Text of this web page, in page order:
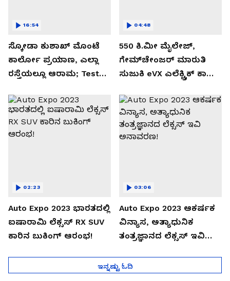
ಸ್ಕೋಡಾ ಕುಶಾಖ್ ಮೊಂಟೆ
ಕಾರ್ಲೋ ಪ್ರಯಾಣ, ಎಲ್ಲಾ
ರಸ್ತೆಯಲ್ಲೂ ಆರಾಮ; Test
16:54
550 ಕಿ.ಮೀ ಮೈಲೇಜ್,
ಗೇಮ್‌ಚೇಂಜರ್ ಮಾರುತಿ
ಸುಜುಕಿ eVX ಎಲೆಕ್ಟ್ರಿಕ್ ಕಾರು
04:48
Auto Expo 2023 ಭಾರತದಲ್ಲಿ
ಐಷಾರಾಮಿ ಲೆಕ್ಸಸ್ RX SUV
ಕಾರಿನ ಬುಕಿಂಗ್ ಆರಂಭ!
02:23
Auto Expo 2023 ಆಕರ್ಷಕ
ವಿನ್ಯಾಸ, ಅತ್ಯಾಧುನಿಕ
ತಂತ್ರಜ್ಞಾನದ ಲೆಕ್ಸಸ್ ಇವಿ
03:06
ಇನ್ನಷ್ಟು ಓದಿ